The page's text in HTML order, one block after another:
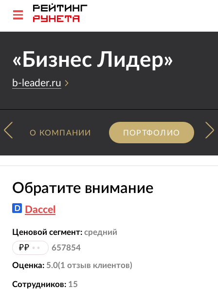
«Бизнес Лидер»
b-leader.ru
О КОМПАНИИ ПОРТФОЛИО
Обратите внимание
Daccel
Ценовой сегмент: средний
₽₽ •• 657854
Оценка: 5.0(1 отзыв клиентов)
Сотрудников: 15